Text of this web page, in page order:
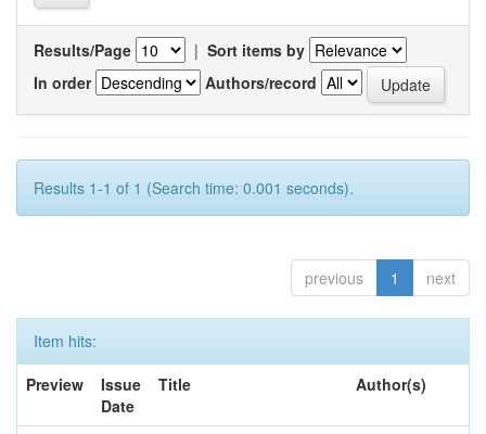
Results/Page | Sort items by
In order
Authors/record
Results 1-1 of 1 (Search time: 0.001 seconds).
previous 1 next
Item hits:
Preview
Issue
Date
Title Author(s)